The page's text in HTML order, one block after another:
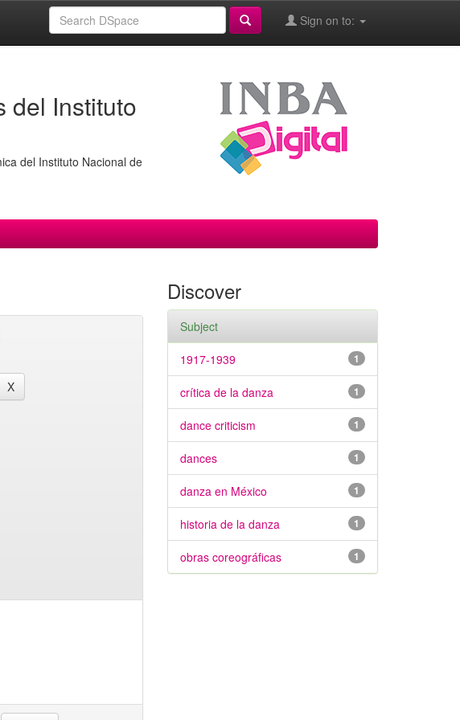
Sign on to:
del Instituto
del Instituto Nacional de
Discover
Subject
1
1917-1939
1
crítica de la danza
1
dance criticism
1
dances
1
danza en México
1
historia de la danza
1
obras coreográficas